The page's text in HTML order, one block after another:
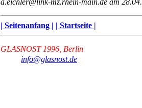
| Seitenanfang | | Startseite |
GLASNOST 1996, Berlin
info@glasnost.de